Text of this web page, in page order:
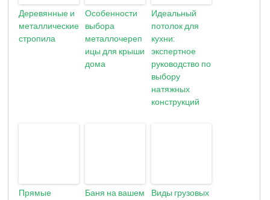
Деревянные и
металлические
стропила
Особенности
выбора
металлочереп
ицы для крыши
дома
Идеальный
потолок для
кухни:
экспертное
руководство по
выбору
натяжных
конструкций
Прямые
Баня на вашем
Виды грузовых